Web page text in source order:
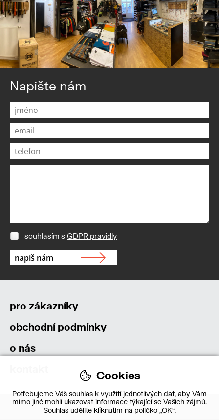
Napište nám
souhlasím s GDPR pravidly
pro zákazníky
obchodní podmínky
o nás
Cookies
Potřebujeme Váš souhlas k využití jednotlivých dat, aby Vám
mimo jiné mohli ukazovat informace týkající se Vašich zájmů.
Souhlas udělíte kliknutím na políčko „OK“.